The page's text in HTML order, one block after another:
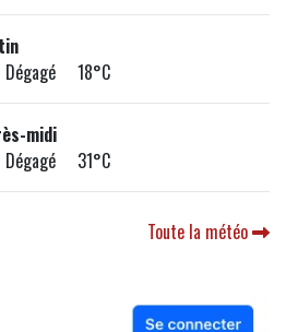
Dégagé 18°C
midi
Dégagé 31°C
Toute la météo